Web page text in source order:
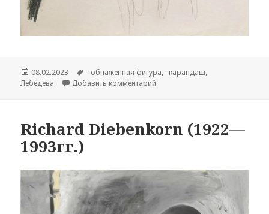
Опубликовано
08.02.2023 Метки
- обнажённая фигура, ∙ карандаш,
Лебедева
Добавить комментарий
Richard Diebenkorn (1922—
1993гг.)